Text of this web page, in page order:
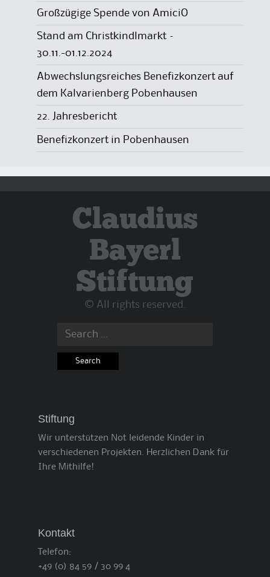
Großzügige Spende von AmiciO
Stand am Christkindlmarkt –
30.11.-01.12.2024
Abwechslungsreiches Benefizkonzert auf
dem Kalvarienberg Pobenhausen
22. Jahresbericht
Benefizkonzert in Pobenhausen
Claudius
Bayerl
Stiftung
© All rights reserved.
Search
Stiftung
Wir unterstützen Not leidende Kinder in
verschiedenen Projekten. Herzlichen Dank für
Ihre Mithilfe!
Kontakt
Telefon:
+49 (0) 84 59 / 30 99 4